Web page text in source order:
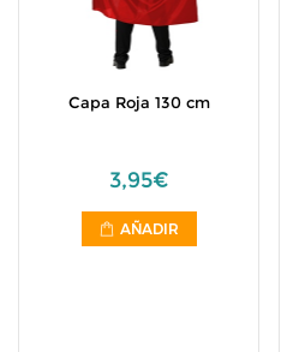
Capa Roja 130 cm
3,95€
AÑADIR